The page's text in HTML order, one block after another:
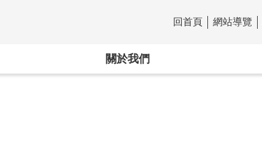
:::
回首頁 網站導覽
關於我們